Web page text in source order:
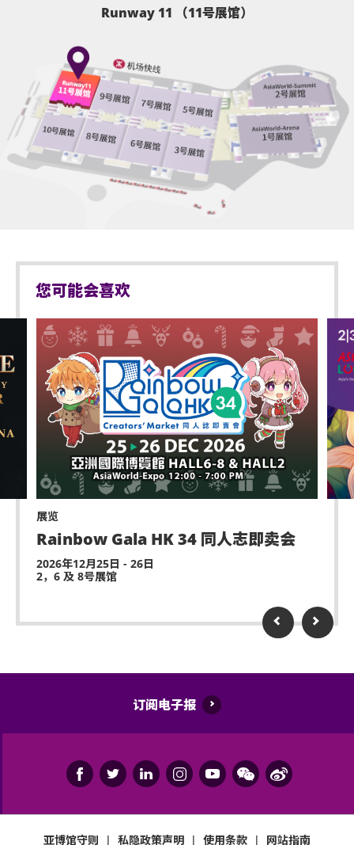
ii) 取票机取票
选择取票机取票之用户，必须于2024年4月5日至提早于演
出前，携同您的取票码前往 uutix 自助取票机领取实体门
票，方可凭票入场。请注意演出场内不设取票机，取票码
亦不可用于入场。
自助取票机位置：https://www.uutix.com/kiosk
iii) 本地速递（额外收取HK$35手续费）
9. 门票订购、取票及速递服务须受 uutix 之条款及细则约
束。
10. 所有通过 uutix 购买的门票是合法并符合 uutix 条款。
若从任何 uutix 以外的途径购买门票，uutix 不保证门票的
真伪。
11. 场馆内严禁携带专业摄影及录像器材。观众进入场馆
前，须接受手提袋/背包检查。
12. 是次演出的所有版权均属主办单位所拥有。从个人手
机上载任何演出的录像片段到个人社交媒体账户将侵犯版
权，同时不可用作商途。
13. 场内严禁拍摄，如任何人非法摄影或盗录演出，将交
由场地保安处理。
14. 门票持有人必须遵守亚洲国际博览馆场内之规则及管
制条款。
争议，主办机构及香港猫眼现场娱乐有限公司保留最终决
16. 表演期间如有与表演者接触，请勿过度触摸表演者。
17. 请于演出前最少10分钟入场，表演期间如有个人物品
可安置座位下方，或可以寄存于行李寄存柜台/自助储物
柜。
员 (没指定成员) 签名相一张，能否抽中心仪的成员亲笔签
3.⁠ ⁠⁠[团体照拍摄 12:6]
4.⁠ ⁠⁠[Welcome drink (香槟一杯)]
5.⁠ ⁠⁠[Premier VIP Pass] 须持有Pass方可享 Premier VIP 一
切福利，另购买Wild Wild精美纪念品可享折扣优惠
Supreme VIP:
1.⁠ ⁠[Hi Touch]
2.⁠ ⁠⁠[团体照拍摄 12:6] 购买Wild Wild精美纪念品满HKD
200可参加抽签，名额48人
1.⁠ ⁠⁠[团体照拍摄 12:10] 购买Wild Wild精美纪念品满HKD
ALL zone:
1.⁠ ⁠⁠[有机会与Wild Wild成员零距离接触]
2.⁠ ⁠⁠[Wild Wild HK Tour 纪念品]
Runway 11 （11号展馆）
您可能会喜欢
展览
Rainbow Gala HK 34 同人志即卖会
2026年12月25日 - 26日
2，6 及 8号展馆
订阅电子报
亚博馆守则 | 私隐政策声明 | 使用条款 | 网站指南